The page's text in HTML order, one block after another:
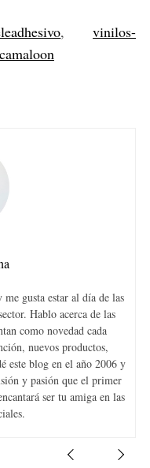
,vinilos-
camaloon
gusta estar al día de las
Hablo acerca de las
como novedad cada
nuevos productos,
este blog en el año 2006 y
y pasión que el primer
ser tu amiga en las